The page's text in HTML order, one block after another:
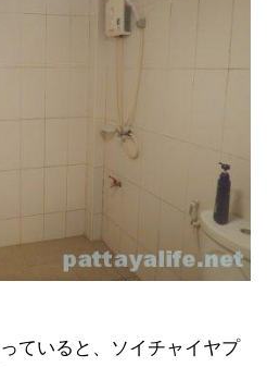
ていると、ソイチャイヤプ